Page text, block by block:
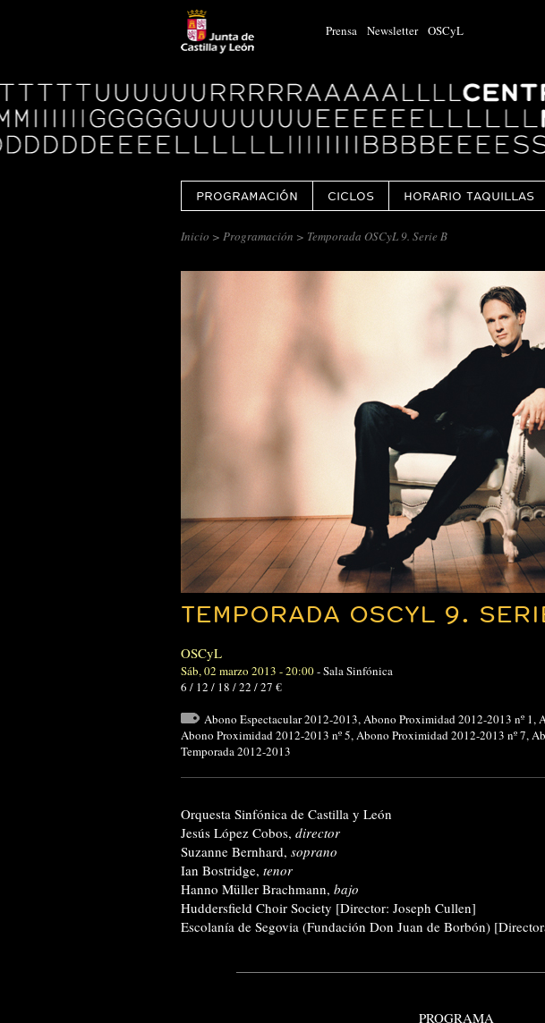
Prensa Newsletter OSCyL
Logo
Centro
Cultural
Miguel
Delibes
PROGRAMACIÓN CICLOS HORARIO TAQUILLAS
Inicio > Programación > Temporada OSCyL 9. Serie B
TEMPORADA OSCYL 9.
OSCyL
Sáb, 02 marzo 2013 - 20:00-Sala Sinfónica
6 / 12 / 18 / 22 / 27 €
Abono Espectacular 2012-2013,Abono Proximidad 2012-2013 nº 1,
Abono Proximidad 2012-2013 nº 5,Abono Proximidad 2012-2013 nº 7,
Temporada 2012-2013
Orquesta Sinfónica de Castilla y León
Jesús López Cobos, director
Suzanne Bernhard, soprano
Ian Bostridge, tenor
Hanno Müller Brachmann, bajo
Huddersfield Choir Society [Director: Joseph Cullen]
Escolanía de Segovia (Fundación Don Juan de Borbón)
PROGRAMA